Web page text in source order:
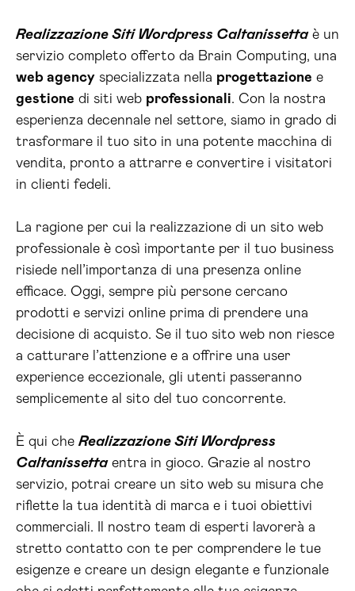
Realizzazione Siti Wordpress Caltanissettaè un
servizio completo offerto da Brain Computing, una
web agency specializzata nella progettazione e
gestione di siti web professionali. Con la nostra
esperienza decennale nel settore, siamo in grado di
trasformare il tuo sito in una potente macchina di
vendita, pronto a attrarre e convertire i visitatori
in clienti fedeli.
La ragione per cui la realizzazione di un sito web
professionale è così importante per il tuo business
risiede nell’importanza di una presenza online
efficace. Oggi, sempre più persone cercano
prodotti e servizi online prima di prendere una
decisione di acquisto. Se il tuo sito web non riesce
a catturare l’attenzione e a offrire una user
experience eccezionale, gli utenti passeranno
semplicemente al sito del tuo concorrente.
È qui che Realizzazione Siti Wordpress
Caltanissettaentra in gioco. Grazie al nostro
servizio, potrai creare un sito web su misura che
riflette la tua identità di marca e i tuoi obiettivi
commerciali. Il nostro team di esperti lavorerà a
stretto contatto con te per comprendere le tue
esigenze e creare un design elegante e funzionale